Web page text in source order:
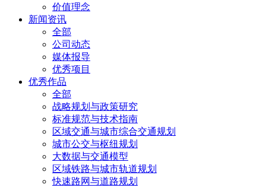
价值理念
新闻资讯
全部
公司动态
媒体报导
优秀项目
优秀作品
全部
战略规划与政策研究
标准规范与技术指南
区域交通与城市综合交通规划
城市公交与枢纽规划
大数据与交通模型
区域铁路与城市轨道规划
快速路网与道路规划